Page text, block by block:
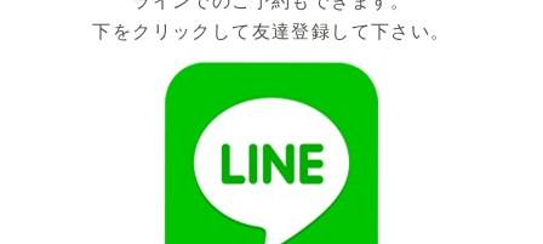
下をクリックして友達登録して下さい。